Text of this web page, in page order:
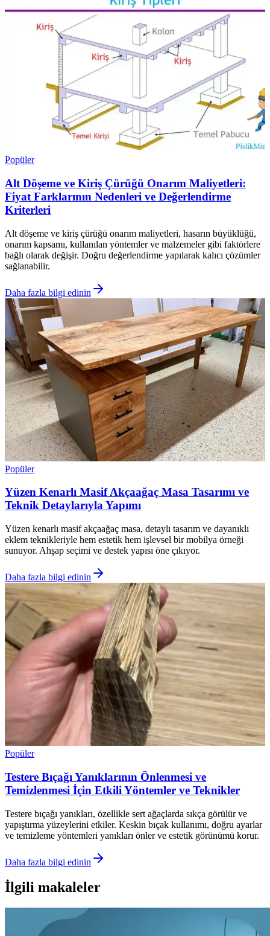
Popüler
Alt Döşeme ve Kiriş Çürüğü Onarım Maliyetleri:
Fiyat Farklarının Nedenleri ve Değerlendirme
Kriterleri
Alt döşeme ve kiriş çürüğü onarım maliyetleri, hasarın büyüklüğü,
onarım kapsamı, kullanılan yöntemler ve malzemeler gibi faktörlere
bağlı olarak değişir. Doğru değerlendirme yapılarak kalıcı çözümler
sağlanabilir.
Daha fazla bilgi edinin
Popüler
Yüzen Kenarlı Masif Akçaağaç Masa Tasarımı ve
Teknik Detaylarıyla Yapımı
Yüzen kenarlı masif akçaağaç masa, detaylı tasarım ve dayanıklı
eklem teknikleriyle hem estetik hem işlevsel bir mobilya örneği
sunuyor. Ahşap seçimi ve destek yapısı öne çıkıyor.
Daha fazla bilgi edinin
Popüler
Testere Bıçağı Yanıklarının Önlenmesi ve
Temizlenmesi İçin Etkili Yöntemler ve Teknikler
Testere bıçağı yanıkları, özellikle sert ağaçlarda sıkça görülür ve
yapıştırma yüzeylerini etkiler. Keskin bıçak kullanımı, doğru ayarlar
ve temizleme yöntemleri yanıkları önler ve estetik görünümü korur.
Daha fazla bilgi edinin
İlgili makaleler